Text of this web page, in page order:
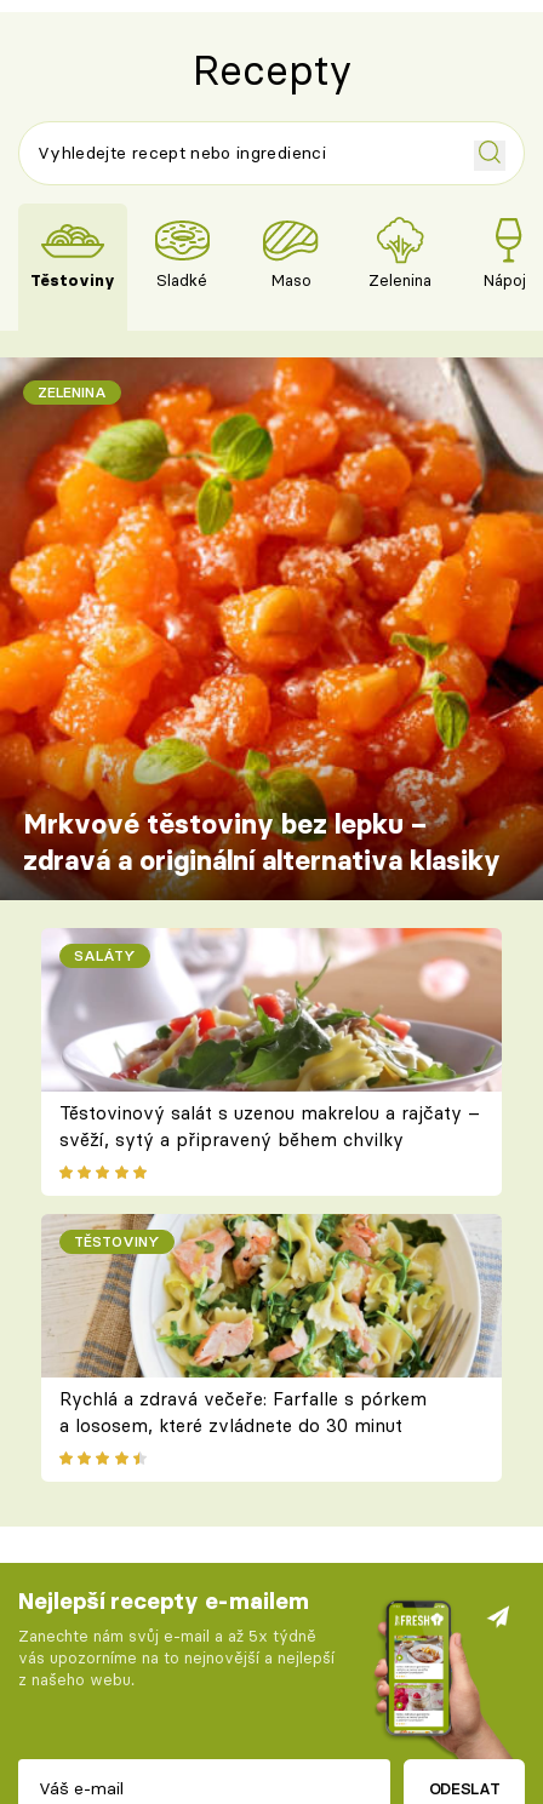
Recepty
Těstoviny Sladké Maso Zelenina Nápoje
ZELENINA
Mrkvové těstoviny bez lepku –
zdravá a originální alternativa klasiky
SALÁTY
Těstovinový salát s uzenou makrelou a rajčaty –
svěží, sytý a připravený během chvilky
TĚSTOVINY
Rychlá a zdravá večeře: Farfalle s pórkem
a lososem, které zvládnete do 30 minut
Nejlepší recepty e-mailem
Zanechte nám svůj e-mail a až 5x týdně
vás upozorníme na to nejnovější a nejlepší
z našeho webu.
ODESLAT